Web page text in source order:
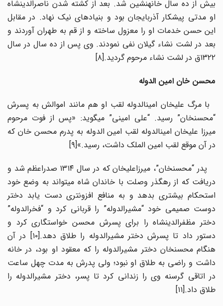
بیش از ده سال خانه­نشین شد. بعد از کشته شدن ناصرالدین­شاه
او مدتی پیشکار آذربایجان بود و بنیادهای نیک نهاد. در مقابل
این حسن خدمات او را معزول ساخته و از قم به طهران آوردند و
بعد در لشت نشاء گیلان نفی نمودند. وی پس از ده سال در سال
۱۳۲۲ق در لشت نشاء مرحوم گردید.[۸]
محسن ­­خان امین ­الدوله
با مرگ علیخان امین­الدوله لقب او هم مانند اموالش به پسرش
“محسن­خان” رسید. “علی امینی” می­گوید: «پس از فوت مرحوم
میرزا علیخان امین­الدوله لقب امین الدوله به پدرم محسن خان که
در آن موقع لقب امین الملک داشت، رسید.»[۹]
پدر “محسن­خان”، میرزا­علیخان که در سال ۱۳۱۴ صدراعظم شد و
دریافت که از رهگذر وصلت با خاندان شاه می­تواند به وضع خود
استحکام بیشتری بدهد و به منافع افزون­تری دست یابد دختر
دوست صمیمی خود “مشیرالدوله” را قربانی کرد و “فخرالدوله”
دختر مظفرالدین­شاه را برای پسرش محسن خواستگاری کرد و
دستور داد تا پسرش دختر مشیرالدوله را طلاق دهد.[۱۰] در آن
هنگام محسن­خان دختر مشیرالدوله را که معقود او بود، در خانه
داشت و راضی به طلاق او نبود؛ ولی پدرش به مدت چهل ساعت
در اتاقی گرسنه وی را زندانی کرد تا پسر، دختر مشیرالدوله را
طلاق داد.[۱۱]